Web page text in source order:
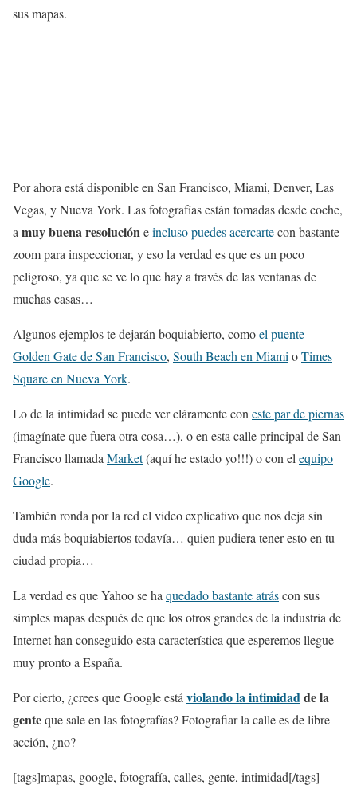
sus mapas.
Por ahora está disponible en San Francisco, Miami, Denver, Las
Vegas, y Nueva York. Las fotografías están tomadas desde coche,
amuy buena resolucióneincluso puedes acercartecon bastante
zoom para inspeccionar, y eso la verdad es que es un poco
peligroso, ya que se ve lo que hay a través de las ventanas de
muchas casas…
Algunos ejemplos te dejarán boquiabierto, comoel puente
Golden Gate de San Francisco, South Beach en MiamioTimes
Square en Nueva York.
Lo de la intimidad se puede ver cláramente coneste par de piernas
(imagínate que fuera otra cosa…), o en esta calle principal de San
Francisco llamadaMarket(aquí he estado yo!!!) o con elequipo
Google.
También ronda por la red el video explicativo que nos deja sin
duda más boquiabiertos todavía… quien pudiera tener esto en tu
ciudad propia…
La verdad es que Yahoo se haquedado bastante atráscon sus
simples mapas después de que los otros grandes de la industria de
Internet han conseguido esta característica que esperemos llegue
muy pronto a España.
Por cierto, ¿crees que Google estáviolando la intimidadde la
genteque sale en las fotografías? Fotografiar la calle es de libre
acción, ¿no?
[tags]mapas, google, fotografía, calles, gente, intimidad[/tags]